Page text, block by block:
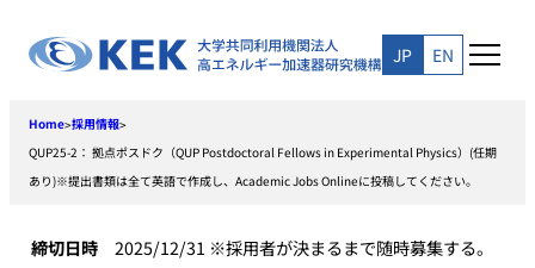
content
JP EN
Home>採用情報>
QUP25-2： 拠点ポスドク（QUP Postdoctoral Fellows in Experimental Physics）(任期
あり)※提出書類は全て英語で作成し、Academic Jobs Onlineに投稿してください。
締切日時 2025/12/31 ※採用者が決まるまで随時募集する。